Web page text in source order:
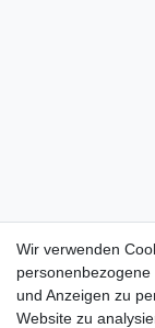
Wir verwenden
und Anzeigen zu
Website zu